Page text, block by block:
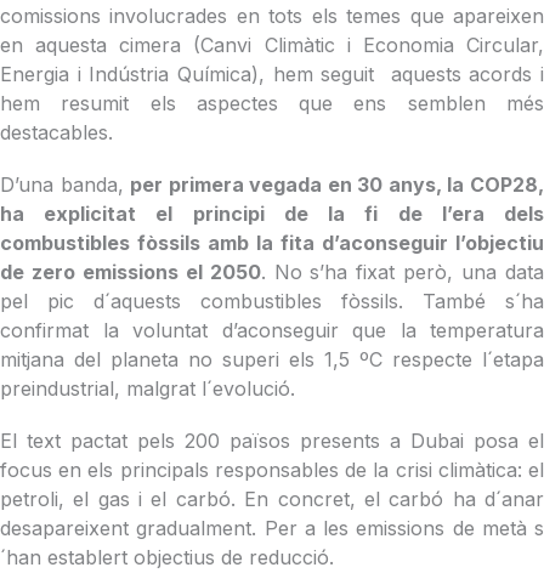
comissions involucrades en tots els temes que apareixen
en aquesta cimera (Canvi Climàtic i Economia Circular,
Energia i Indústria Química), hem seguit aquests acords i
hem resumit els aspectes que ens semblen més
destacables.
D’una banda, per primera vegada en 30 anys, la COP28,
ha explicitat el principi de la fi de l’era dels
combustibles fòssils amb la fita d’aconseguir l’objectiu
de zero emissions el 2050. No s’ha fixat però, una data
pel pic d´aquests combustibles fòssils. També s´ha
confirmat la voluntat d’aconseguir que la temperatura
mitjana del planeta no superi els 1,5 ºC respecte l´etapa
preindustrial, malgrat l´evolució.
El text pactat pels 200 països presents a Dubai posa el
focus en els principals responsables de la crisi climàtica: el
petroli, el gas i el carbó. En concret, el carbó ha d´anar
desapareixent gradualment. Per a les emissions de metà s
´han establert objectius de reducció.